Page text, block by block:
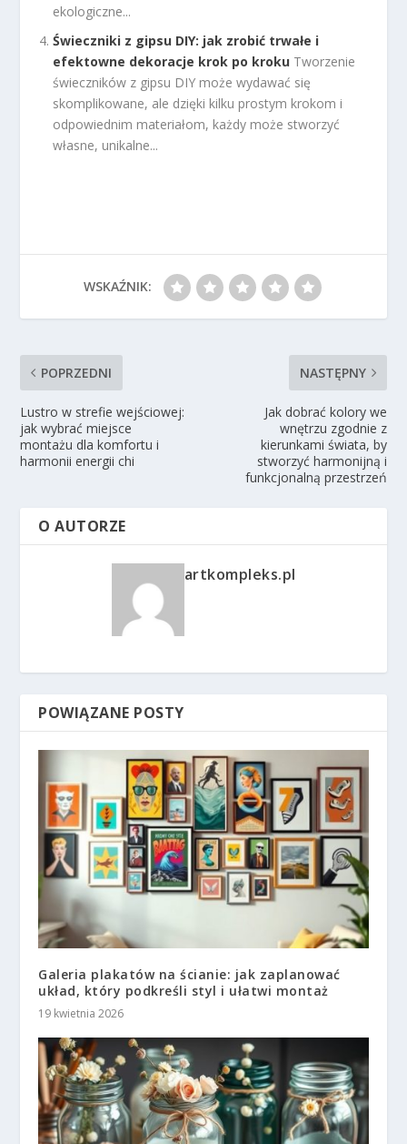
ekologiczne...
Świeczniki z gipsu DIY: jak zrobić trwałe i
efektowne dekoracje krok po kroku Tworzenie
świeczników z gipsu DIY może wydawać się
skomplikowane, ale dzięki kilku prostym krokom i
odpowiednim materiałom, każdy może stworzyć
własne, unikalne...
WSKAŹNIK:
POPRZEDNI
Lustro w strefie wejściowej:
jak wybrać miejsce
montażu dla komfortu i
harmonii energii chi
NASTĘPNY
Jak dobrać kolory we
wnętrzu zgodnie z
kierunkami świata, by
stworzyć harmonijną i
funkcjonalną przestrzeń
O AUTORZE
artkompleks.pl
POWIĄZANE POSTY
Galeria plakatów na ścianie: jak zaplanować
układ, który podkreśli styl i ułatwi montaż
19 kwietnia 2026